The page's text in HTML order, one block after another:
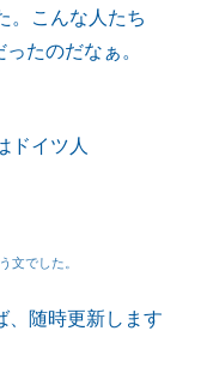
。こんな人たち
たのだなぁ。
ドイツ人
文でした。
随時更新します